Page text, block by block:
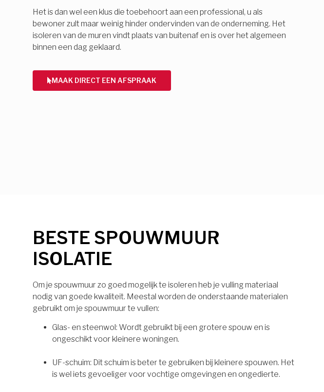
Het is dan wel een klus die toebehoort aan een professional, u als
bewoner zult maar weinig hinder ondervinden van de onderneming. Het
isoleren van de muren vindt plaats van buitenaf en is over het algemeen
binnen een dag geklaard.
MAAK DIRECT EEN AFSPRAAK
BESTE SPOUWMUUR
ISOLATIE
Om je spouwmuur zo goed mogelijk te isoleren heb je vulling materiaal
nodig van goede kwaliteit. Meestal worden de onderstaande materialen
gebruikt om je spouwmuur te vullen:
Glas- en steenwol: Wordt gebruikt bij een grotere spouw en is
ongeschikt voor kleinere woningen.
UF-schuim: Dit schuim is beter te gebruiken bij kleinere spouwen. Het
is wel iets gevoeliger voor vochtige omgevingen en ongedierte.